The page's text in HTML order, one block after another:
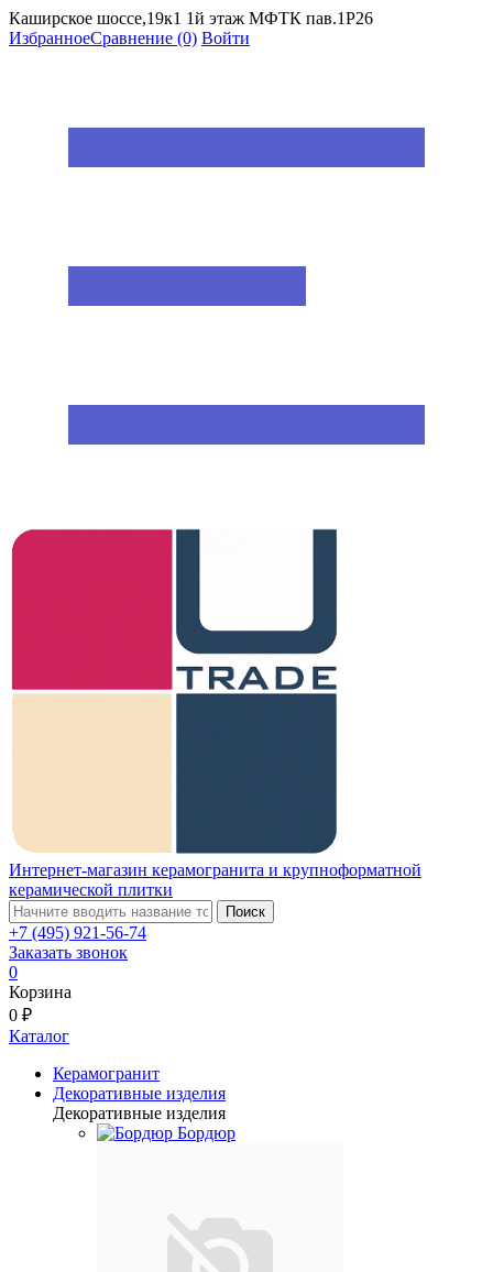
Каширское шоссе,19к1 1й этаж МФТК пав.1Р26
ИзбранноеСравнение (0) Войти
Интернет-магазин керамогранита и крупноформатной
керамической плитки
Поиск
+7 (495) 921-56-74
Заказать звонок
0
Корзина
0 ₽
Каталог
Керамогранит
Декоративные изделия
Декоративные изделия
Бордюр